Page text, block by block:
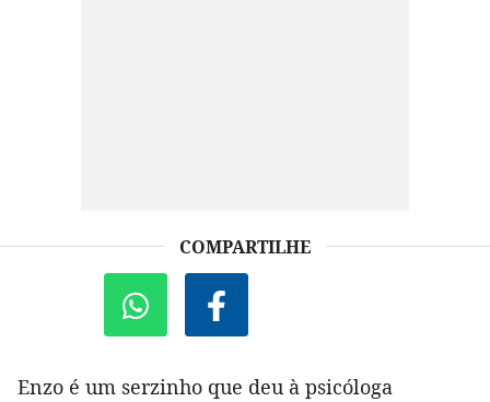
COMPARTILHE
Enzo é um serzinho que deu à psicóloga